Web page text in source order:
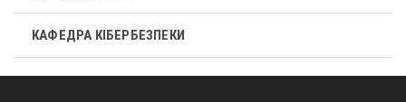
КАФЕДРА КІБЕРБЕЗПЕКИ